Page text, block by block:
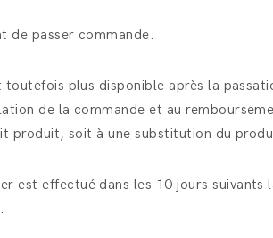
de passer commande.
plus disponible après la
de la commande et au
soit à une substitution du
est effectué dans les 10 jours